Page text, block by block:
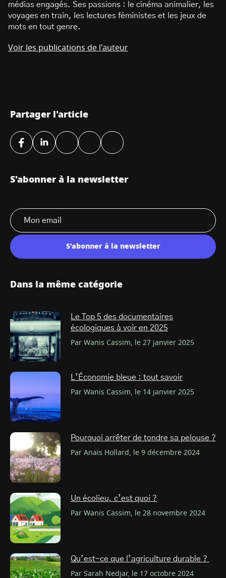
médias engagés. Ses passions : le cinéma animalier, les
voyages en train, les lectures féministes et les jeux de
mots en tout genre.
Voir les publications de l'auteur
Partager l'article
S'abonner à la newsletter
S'abonner à la newsletter
Dans la même catégorie
Le Top 5 des documentaires
écologiques à voir en 2025
Par Wanis Cassim, le 27 janvier 2025
L’Économie bleue : tout savoir
Par Wanis Cassim, le 14 janvier 2025
Pourquoi arrêter de tondre sa pelouse ?
Par Anaïs Hollard, le 9 décembre 2024
Un écolieu, c’est quoi ?
Par Wanis Cassim, le 28 novembre 2024
Qu’est-ce que l’agriculture durable ?
Par Sarah Nedjar, le 17 octobre 2024